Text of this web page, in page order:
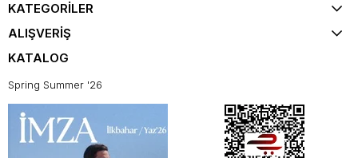
KATEGORİLER
ALIŞVERİŞ
KATALOG
Spring Summer '26